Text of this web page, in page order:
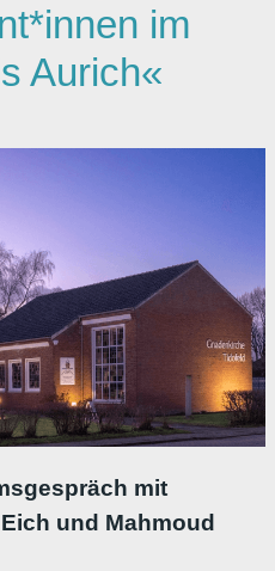
im
Aurich«
mit
und Mahmoud